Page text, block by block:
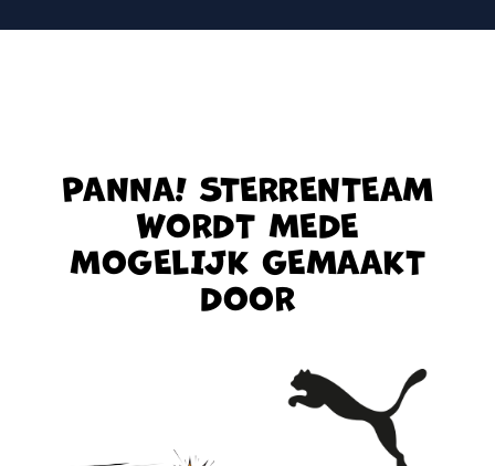
PANNA! STERRENTEAM
WORDT MEDE
MOGELIJK GEMAAKT
DOOR